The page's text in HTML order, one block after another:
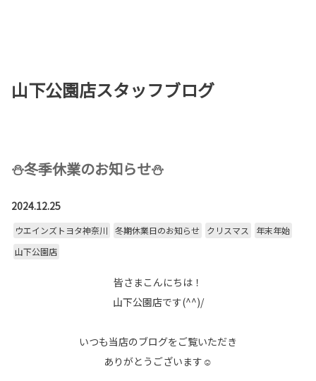
中古車を探す
新車購入ガイド
地域応援活動
事故・故障受付センター
[受付] 24時間,365日対応
山下公園店スタッフブログ
⛄冬季休業のお知らせ⛄
2024.12.25
ウエインズトヨタ神奈川 冬期休業日のお知らせ クリスマス
年末年始
山下公園店
皆さまこんにちは！
山下公園店です(^^)/
いつも当店のブログをご覧いただき
ありがとうございます☺